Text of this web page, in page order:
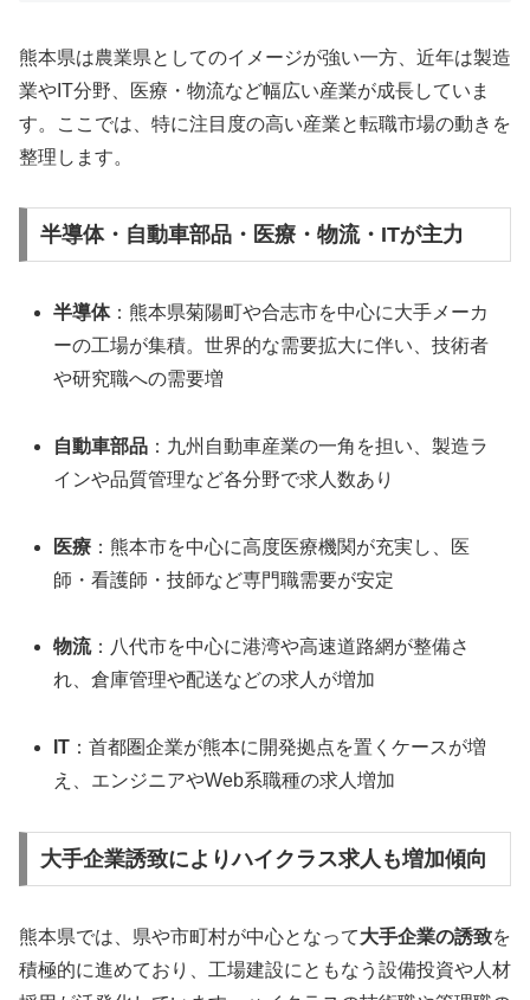
熊本県は農業県としてのイメージが強い一方、近年は製造
業やIT分野、医療・物流など幅広い産業が成長していま
す。ここでは、特に注目度の高い産業と転職市場の動きを
整理します。
半導体・自動車部品・医療・物流・ITが主力
半導体：熊本県菊陽町や合志市を中心に大手メーカ
ーの工場が集積。世界的な需要拡大に伴い、技術者
や研究職への需要増
自動車部品 ：九州自動車産業の一角を担い、製造ラ
インや品質管理など各分野で求人数あり
医療 ：熊本市を中心に高度医療機関が充実し、医
師・看護師・技師など専門職需要が安定
物流：八代市を中心に港湾や高速道路網が整備さ
れ、倉庫管理や配送などの求人が増加
IT ：首都圏企業が熊本に開発拠点を置くケースが増
え、エンジニアやWeb系職種の求人増加
大手企業誘致によりハイクラス求人も増加傾向
熊本県では、県や市町村が中心となって大手企業の誘致を
積極的に進めており、工場建設にともなう設備投資や人材